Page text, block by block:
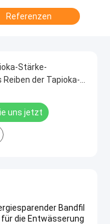
Referenzen
Stärke-
der Tapioka-
uns jetzt
Bandfil
die Entwässerung